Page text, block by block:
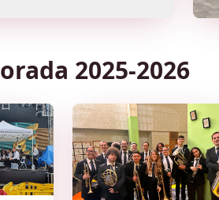
2025-2026